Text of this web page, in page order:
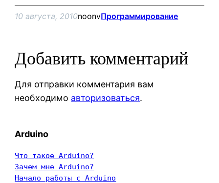
10 августа, 2010noonvПрограммирование
Добавить комментарий
Для отправки комментария вам
необходимо авторизоваться.
Arduino
Что такое Arduino?
Зачем мне Arduino?
Начало работы с Arduino